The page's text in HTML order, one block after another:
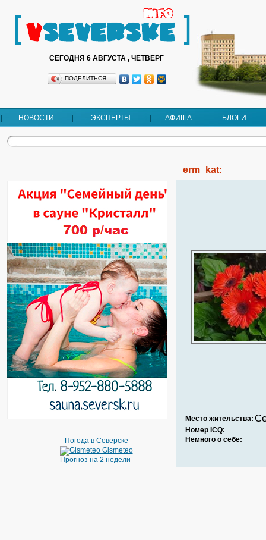
СЕГОДНЯ 6 АВГУСТА , ЧЕТВЕРГ
ПОДЕЛИТЬСЯ…
НОВОСТИ ЭКСПЕРТЫ АФИША БЛОГИ
Погода в Северске
Gismeteo
Прогноз на 2 недели
erm_kat:
Место жительства:
Номер ICQ:
Немного о себе: